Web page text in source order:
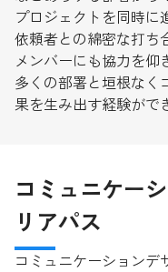
プロジェクトを同時に
依頼者との綿密な打ち
メンバーにも協力を仰
多くの部署と垣根なく
果を生み出す経験がで
コミュニケー
リアパス
コミュニケーションデ